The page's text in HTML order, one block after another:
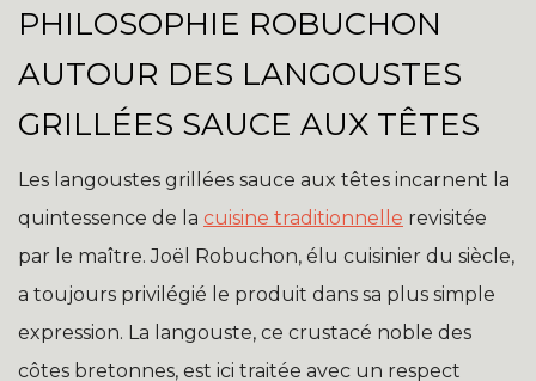
PHILOSOPHIE ROBUCHON
AUTOUR DES LANGOUSTES
GRILLÉES SAUCE AUX TÊTES
Les langoustes grillées sauce aux têtes incarnent la
quintessence de la cuisine traditionnelle revisitée
par le maître. Joël Robuchon, élu cuisinier du siècle,
a toujours privilégié le produit dans sa plus simple
expression. La langouste, ce crustacé noble des
côtes bretonnes, est ici traitée avec un respect